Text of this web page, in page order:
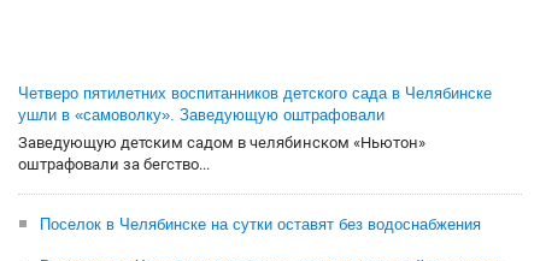
Четверо пятилетних воспитанников детского сада в Челябинске
ушли в «самоволку». Заведующую оштрафовали
Заведующую детским садом в челябинском «Ньютон»
оштрафовали за бегство...
Поселок в Челябинске на сутки оставят без водоснабжения